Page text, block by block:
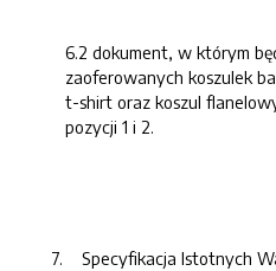
6.2 dokument, w którym
zaoferowanych koszulek
t-shirt oraz koszul
pozycji 1 i 2.
7. Specyfikacja Istotnych